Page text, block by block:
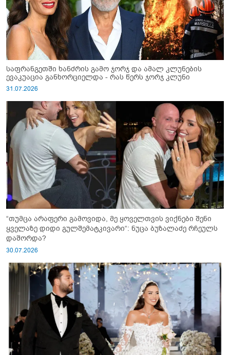
საფრანგეთში ხანძრის გამო ჯორჯ და ამალ კლუნების
ევაკუაცია განხორციელდა - რას წერს ჯორჯ კლუნი
31.07.2026
“თუმცა არაფერი გამოვიდა, მე ყოველთვის ვიქნები შენი
ყველაზე დიდი გულშემატკივარი“: ნუცა ბუზალაძე რჩეულს
დაშორდა?
30.07.2026